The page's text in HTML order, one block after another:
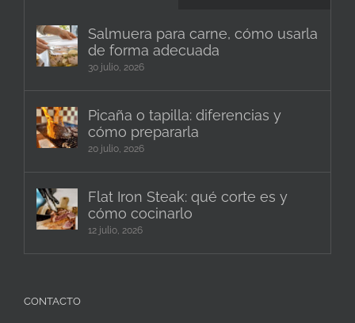
Salmuera para carne, cómo usarla
de forma adecuada
30 julio, 2026
Picaña o tapilla: diferencias y
cómo prepararla
20 julio, 2026
Flat Iron Steak: qué corte es y
cómo cocinarlo
12 julio, 2026
CONTACTO